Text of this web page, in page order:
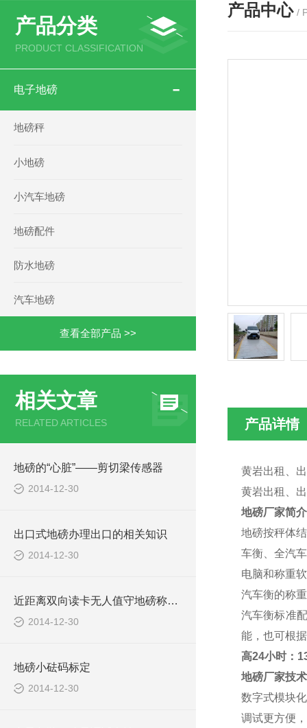
产品分类
PRODUCT CLASSIFICATION
电子地磅
地磅秤
小地磅
小汽车地磅
地磅配件
防水地磅
汽车地磅
查看全部产品 >>
相关文章
RELATED ARTICLES
地磅的“心脏”——剪切梁传感器
2014-12-30
出口式地磅办理出口的相关知识
2014-12-30
近距离双向读卡无人值守地磅称重系统报价清单
2014-12-30
地磅小砝码标定
2014-12-30
产品中心 /
产品详情
黄岩出租、
黄岩出租、
地磅厂家简
地磅按秤体
车衡、全汽
电脑和称重
汽车衡的称
汽车衡标准
能，也可根
高24小时：
地磅厂家技
数字式模块
调试更方便